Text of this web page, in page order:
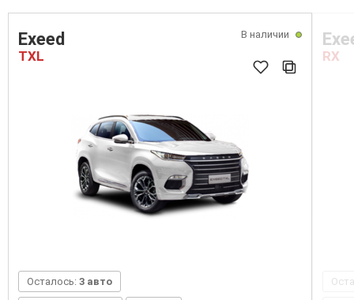
В наличии
Exeed
TXL
Осталось: 3 авто
RX